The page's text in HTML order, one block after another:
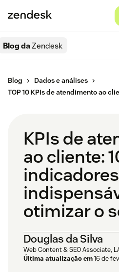
Blog daZendesk
Blog
Dados e análises
TOP 10 KPIs de atendimento ao
KPIs de
ao cliente:
indicadores
otimizar o
Douglas da Silva
Web Content & SEO Associate,
Última atualização em16 de